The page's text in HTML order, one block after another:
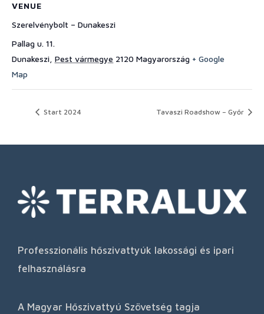
VENUE
Szerelvénybolt – Dunakeszi
Pallag u. 11.
Dunakeszi Pest vármegye 2120 Magyarország + Google
Map
Start 2024 Tavaszi Roadshow – Győr
Professzionális hőszivattyúk lakossági és ipari
felhasználásra
A Magyar Hőszivattyú Szövetség tagja